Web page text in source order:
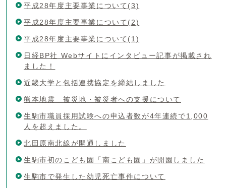
平成28年度主要事業について(3)
平成28年度主要事業について(2)
平成28年度主要事業について(1)
日経BP社 Webサイトにインタビュー記事が掲載され
ました！
近畿大学と包括連携協定を締結しました
熊本地震 被災地・被災者への支援について
生駒市職員採用試験への申込者数が4年連続で1,000
人を超えました。
北田原南北線が開通しました
生駒市初のこども園「南こども園」が開園しました
生駒市で発生した幼児死亡事件について